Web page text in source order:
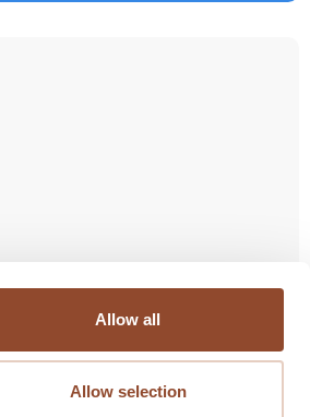
Allow all
Allow selection